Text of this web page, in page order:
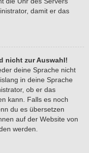
damit er das
nicht zur Auswahl!
deine Sprache nicht
in deine Sprache
ob er das
kann. Falls es noch
du es übersetzen
auf der Website von
werden.